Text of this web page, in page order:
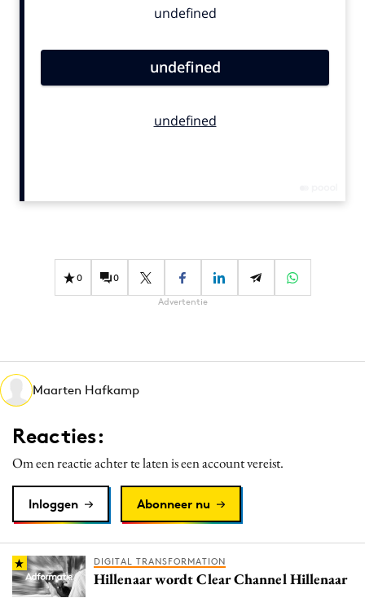
Contentmarketing
Effectiviteit
Gedragsverandering
Martech
Media
Merkstrategie
PR
Programmatic
Reputatie & crisis
0 0
Advertentie
Maarten Hafkamp
Reacties:
Om een reactie achter te laten is een account vereist.
Inloggen Abonneer nu
DIGITAL TRANSFORMATION
Hillenaar wordt Clear Channel Hillenaar